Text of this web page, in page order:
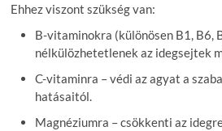
Ehhez viszont szükség van:
B-vitaminokra (különösen B1, B6,
nélkülözhetetlenek az idegsejtek
C-vitaminra – védi az agyat a
hatásaitól.
Magnéziumra – csökkenti az